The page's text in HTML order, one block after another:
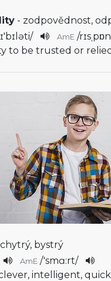
- zodpovědnost,
/ AmE /
to be trusted or
bystrý
AmE /'smɑ:rt/
intelligent,